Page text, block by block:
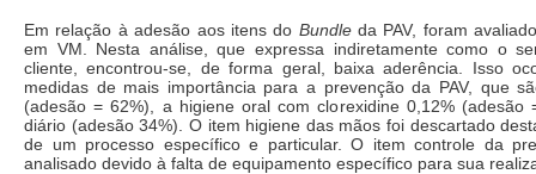
Em relação à adesão aos itens do Bundleda PAV, foram
em VM. Nesta análise, que expressa indiretamente como o
cliente, encontrou-se, de forma geral, baixa aderência. Isso
medidas de mais importância para a prevenção da PAV, que
(adesão = 62%), a higiene oral com clorexidine 0,12% (adesão
diário (adesão 34%). O item higiene das mãos foi descartado
de um processo específico e particular. O item controle da
analisado devido à falta de equipamento específico para sua